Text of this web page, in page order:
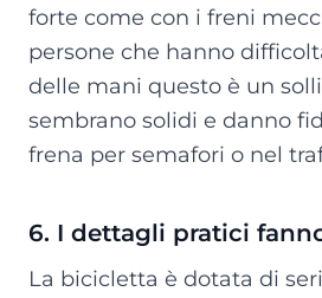
forte come con i freni
persone che hanno
delle mani questo è un
sembrano solidi e danno
frena per semafori o nel
6. I dettagli pratici
La bicicletta è dotata di